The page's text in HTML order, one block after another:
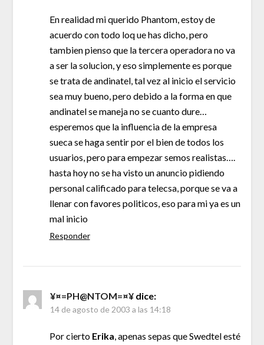
En realidad mi querido Phantom, estoy de
acuerdo con todo loq ue has dicho, pero
tambien pienso que la tercera operadora no va
a ser la solucion, y eso simplemente es porque
se trata de andinatel, tal vez al inicio el servicio
sea muy bueno, pero debido a la forma en que
andinatel se maneja no se cuanto dure…
esperemos que la influencia de la empresa
sueca se haga sentir por el bien de todos los
usuarios, pero para empezar semos realistas….
hasta hoy no se ha visto un anuncio pidiendo
personal calificado para telecsa, porque se va a
llenar con favores politicos, eso para mi ya es un
mal inicio
Responder
¥¤=PH@NTOM=¤¥ dice:
14 de agosto de 2003 a las 14:18
Por cierto Erika, apenas sepas que Swedtel esté